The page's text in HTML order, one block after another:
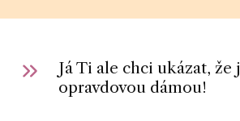
Já Ti ale chci ukázat,
opravdovou dámou!